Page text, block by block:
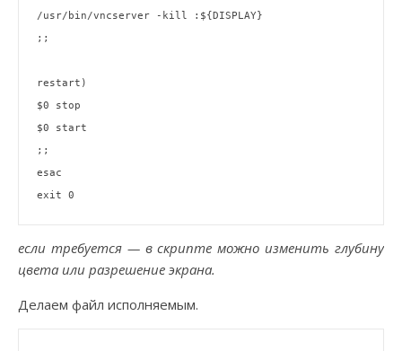
/usr/bin/vncserver - kill : ${DISPLAY}
;;
$0
$0 start
esac
exit
если требуется — в скрипте можно изменить глубину
цвета или разрешение экрана.
Делаем файл исполняемым.